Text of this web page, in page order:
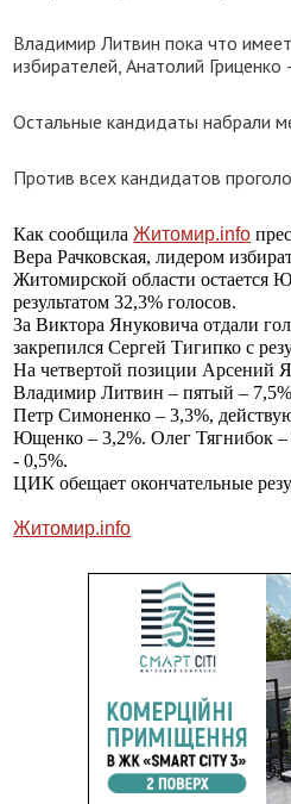
Владимир Литвин пока что
избирателей, Анатолий Гриценко
Остальные кандидаты набрали
Против всех кандидатов
Как сообщилаЖитомир.info
Вера Рачковская, лидером
Житомирской области остается
результатом 32,3% голосов.
За Виктора Януковича отдали
закрепился Сергей Тигипко с
На четвертой позиции Арсений
Владимир Литвин – пятый –
Петр Симоненко – 3,3%,
Ющенко – 3,2%. Олег Тягнибок
- 0,5%.
ЦИК обещает окончательные
Житомир.info